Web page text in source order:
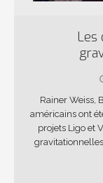
Les
Rainer Weiss,
américains ont
projets Ligo et